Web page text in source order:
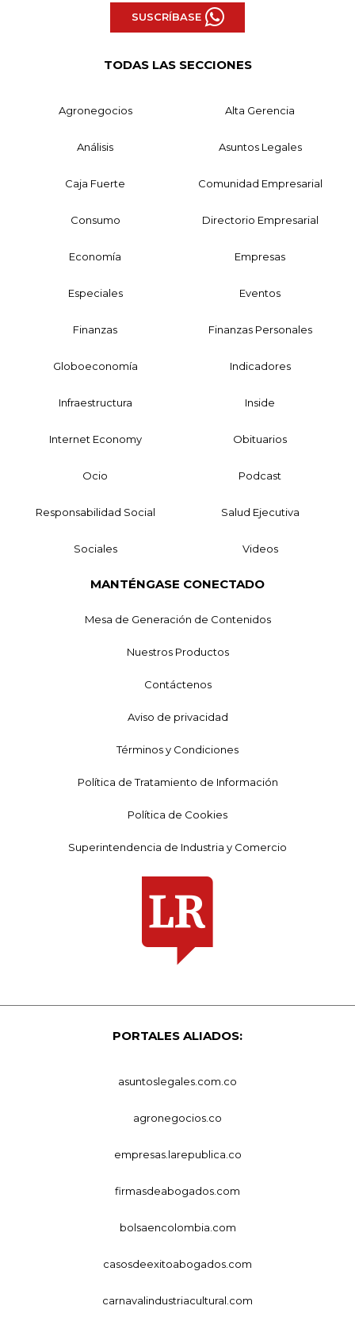
SUSCRÍBASE
TODAS LAS SECCIONES
Agronegocios Alta Gerencia
Análisis Asuntos Legales
Caja Fuerte Comunidad Empresarial
Consumo Directorio Empresarial
Economía Empresas
Especiales Eventos
Finanzas Finanzas Personales
Globoeconomía Indicadores
Infraestructura Inside
Internet Economy Obituarios
Ocio Podcast
Responsabilidad Social Salud Ejecutiva
Sociales Videos
MANTÉNGASE CONECTADO
Mesa de Generación de Contenidos
Nuestros Productos
Contáctenos
Aviso de privacidad
Términos y Condiciones
Política de Tratamiento de Información
Política de Cookies
Superintendencia de Industria y Comercio
PORTALES ALIADOS:
asuntoslegales.com.co
agronegocios.co
empresas.larepublica.co
firmasdeabogados.com
bolsaencolombia.com
casosdeexitoabogados.com
carnavalindustriacultural.com